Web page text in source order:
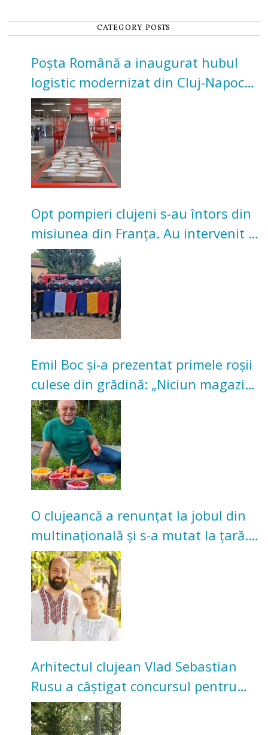
CATEGORY POSTS
Poșta Română a inaugurat hubul
logistic modernizat din Cluj-Napoca.
Investiție de 3 milioane de euro
Opt pompieri clujeni s-au întors din
misiunea din Franța. Au intervenit la
incendii de vegetație și pădure
Emil Boc și-a prezentat primele roșii
culese din grădină: „Niciun magazin
nu poate oferi această satisfacție”
O clujeancă a renunțat la jobul din
multinațională și s-a mutat la țară.
Acum cultivă legume în grădina
bunicilor
Arhitectul clujean Vlad Sebastian
Rusu a câștigat concursul pentru
transformarea Grădinii Casei
Universitarilor